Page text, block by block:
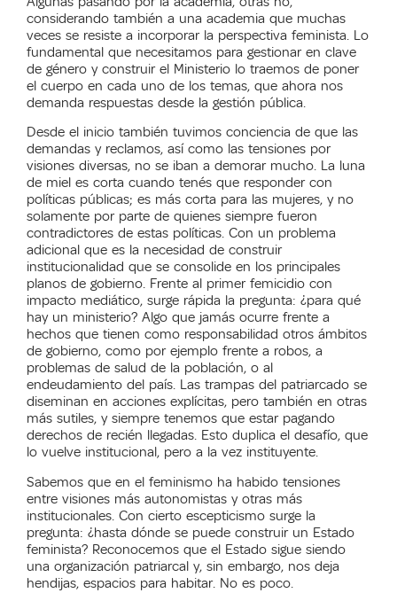
considerando también a una academia que muchas
veces se resiste a incorporar la perspectiva feminista. Lo
fundamental que necesitamos para gestionar en clave
de género y construir el Ministerio lo traemos de poner
el cuerpo en cada uno de los temas, que ahora nos
demanda respuestas desde la gestión pública.
Desde el inicio también tuvimos conciencia de que las
demandas y reclamos, así como las tensiones por
visiones diversas, no se iban a demorar mucho. La luna
de miel es corta cuando tenés que responder con
políticas públicas; es más corta para las mujeres, y no
solamente por parte de quienes siempre fueron
contradictores de estas políticas. Con un problema
adicional que es la necesidad de construir
institucionalidad que se consolide en los principales
planos de gobierno. Frente al primer femicidio con
impacto mediático, surge rápida la pregunta: ¿para qué
hay un ministerio? Algo que jamás ocurre frente a
hechos que tienen como responsabilidad otros ámbitos
de gobierno, como por ejemplo frente a robos, a
problemas de salud de la población, o al
endeudamiento del país. Las trampas del patriarcado se
diseminan en acciones explícitas, pero también en otras
más sutiles, y siempre tenemos que estar pagando
derechos de recién llegadas. Esto duplica el desafío, que
lo vuelve institucional, pero a la vez instituyente.
Sabemos que en el feminismo ha habido tensiones
entre visiones más autonomistas y otras más
institucionales. Con cierto escepticismo surge la
pregunta: ¿hasta dónde se puede construir un Estado
feminista? Reconocemos que el Estado sigue siendo
una organización patriarcal y, sin embargo, nos deja
hendijas, espacios para habitar. No es poco.